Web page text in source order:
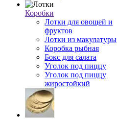
Коробки
Лотки для овощей и
фруктов
Лотки из макулатуры
Коробка рыбная
Бокс для салата
Уголок под пиццу
Уголок под пиццу
жиростойкий